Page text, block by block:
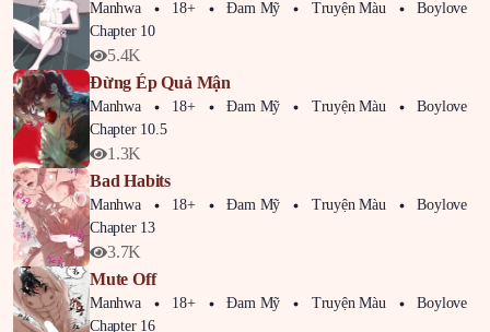
Manhwa 18+ Đam Mỹ Truyện Màu
Boylove
Chapter 10
5.4K
Đừng Ép Quả Mận
Manhwa 18+ Đam Mỹ Truyện Màu
Boylove
Chapter 10.5
1.3K
Bad Habits
Manhwa 18+ Đam Mỹ Truyện Màu
Boylove
Chapter 13
3.7K
Mute Off
Manhwa 18+ Đam Mỹ Truyện Màu
Boylove
Chapter 16